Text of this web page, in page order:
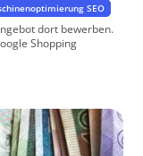
SEO
dort bewerben.
Shopping